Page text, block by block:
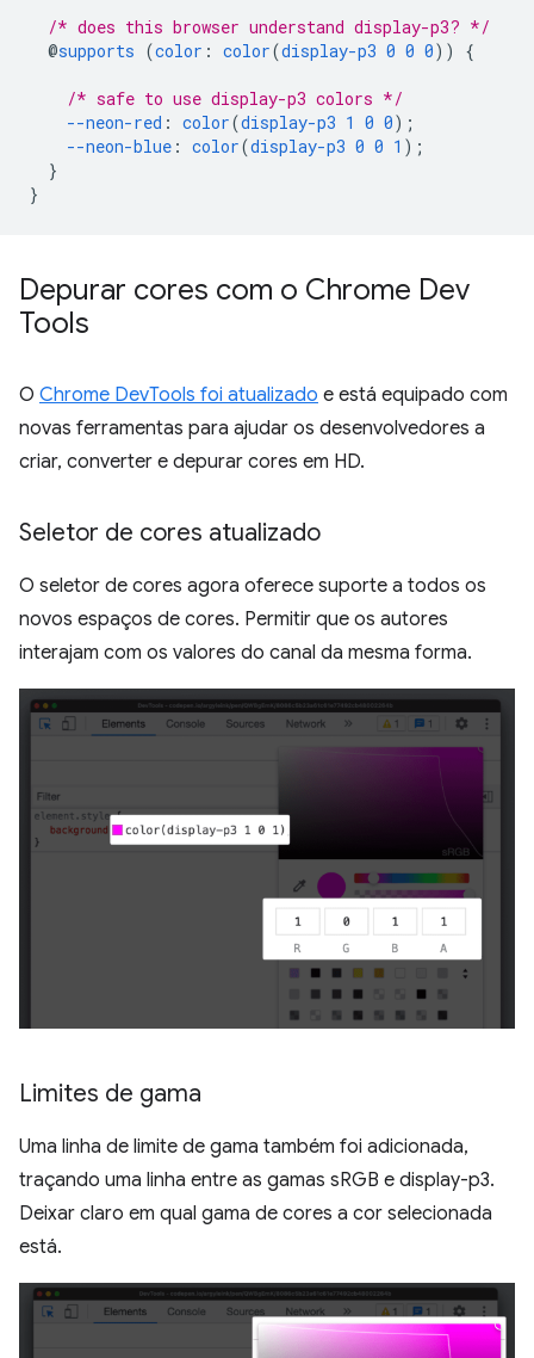
/* does this browser understand display-p3? */
@supports (color : color(display-p3 0 0 0)) {
/* safe to use display-p3 colors */
--neon-red : color(display-p3 1 0 0);
--neon-blue : color(display-p3 0 0 1 );
}
}
Depurar cores com o Chrome Dev
Tools
O Chrome DevTools foi atualizado e está equipado com
novas ferramentas para ajudar os desenvolvedores a
criar, converter e depurar cores em HD.
Seletor de cores atualizado
O seletor de cores agora oferece suporte a todos os
novos espaços de cores. Permitir que os autores
interajam com os valores do canal da mesma forma.
Limites de gama
Uma linha de limite de gama também foi adicionada,
traçando uma linha entre as gamas sRGB e display-p3.
Deixar claro em qual gama de cores a cor selecionada
está.